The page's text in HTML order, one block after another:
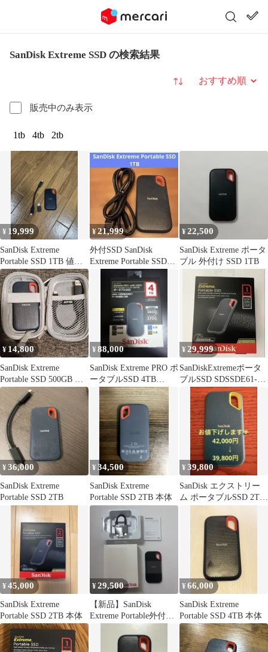
SanDisk Extreme SSD の検索結果
販売中のみ表示
並び替え
1tb 4tb 2tb
¥ 19,999
SanDisk Extreme
Portable SSD 1TB 値下
げ中✨
¥21,999
外付SSD SanDisk
Extreme Portable SSD
¥22,500
SanDisk Extreme ポータ
ブル 外付け SSD 1TB
¥ 14,800
SanDisk Extreme
Portable SSD 500GB ケ
ース付き
¥88,000
SanDisk Extreme PRO ポ
ータブルSSD 4TB
USB4
¥29,999
SanDiskExtremeポータ
ブルSSD SDSSDE61-
1T00-G25
¥36,000
SanDisk Extreme
Portable SSD 2TB
¥34,500
SanDisk Extreme
Portable SSD 2TB 本体
¥39,800
SanDisk エクストリー
ム ポータブルSSD 2TB
¥45,000
SanDisk Extreme
Portable SSD 2TB 本体
¥29,500
【新品】SanDisk
Extreme Portable外付け
¥66,000
SanDisk Extreme
Portable SSD 4TB 本体